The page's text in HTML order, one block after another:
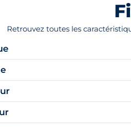
Retrouvez toutes les